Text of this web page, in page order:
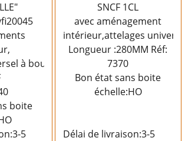
à boucles
boite
3-5
SNCF 1CL
avec aménagement
intérieur,attelages
Longueur :280MM Réf:
7370
Bon état sans boite
échelle:HO
Délai de livraison:3-5